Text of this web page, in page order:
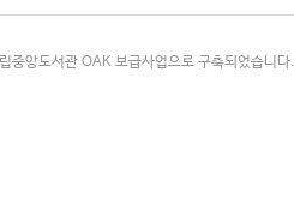
앙도서관 OAK 보급사업으로 구축되었습니다.